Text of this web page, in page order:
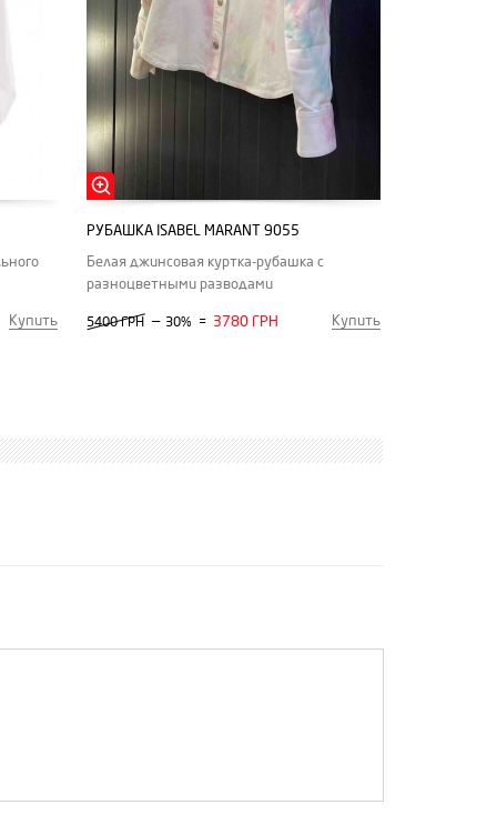
Купить
РУБАШКА ISABEL MARANT 9055
Белая джинсовая куртка-рубашка с
разноцветными разводами
5400 ГРН — 30% = 3780 ГРН Купить